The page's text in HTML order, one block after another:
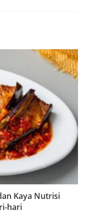
Kaya Nutrisi
hari